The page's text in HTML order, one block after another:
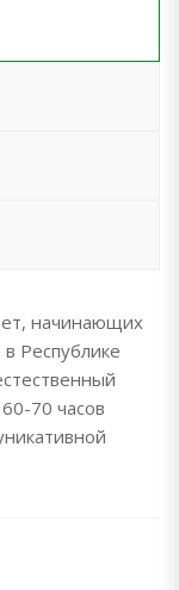
начинающих
Республике
70 часов